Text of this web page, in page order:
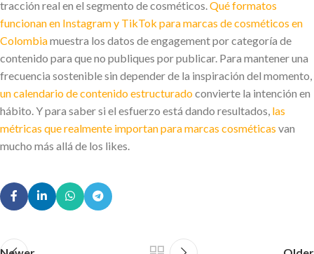
tracción real en el segmento de cosméticos. Qué formatos
funcionan en Instagram y TikTok para marcas de cosméticos en
Colombiamuestra los datos de engagement por categoría de
contenido para que no publiques por publicar. Para mantener una
frecuencia sostenible sin depender de la inspiración del momento,
un calendario de contenido estructuradoconvierte la intención en
hábito. Y para saber si el esfuerzo está dando resultados, las
métricas que realmente importan para marcas cosméticas van
mucho más allá de los likes.